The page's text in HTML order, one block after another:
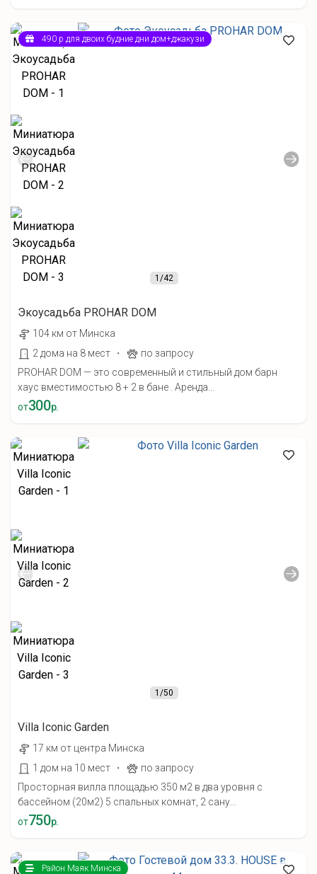
1/42
490 р для двоих будние дни дом+джакузи
Экоусадьба PROHAR DOM
104 км от Минска
2 дома на 8 мест
·
по запросу
PROHAR DOM — это современный и стильный дом барн
хаус вместимостью 8 + 2 в бане . Аренда...
от300р.
1/50
Villa Iconic Garden
17 км от центра Минска
1 дом на 10 мест
·
по запросу
Просторная вилла площадью 350 м2 в два уровня с
бассейном (20м2) 5 спальных комнат, 2 сану...
от750р.
Район Маяк Минска